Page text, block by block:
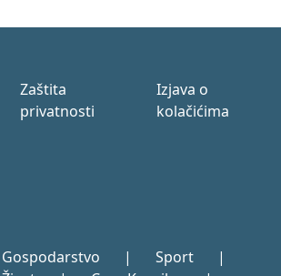
Zaštita
privatnosti
Izjava o
kolačićima
Gospodarstvo | Sport
|